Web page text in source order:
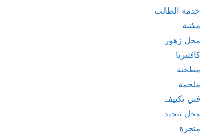
خدمة الطالب
مكتبة
محل زهور
كافتيريا
مطحنة
ملحمة
فني تكييف
محل تنجيد
منجرة